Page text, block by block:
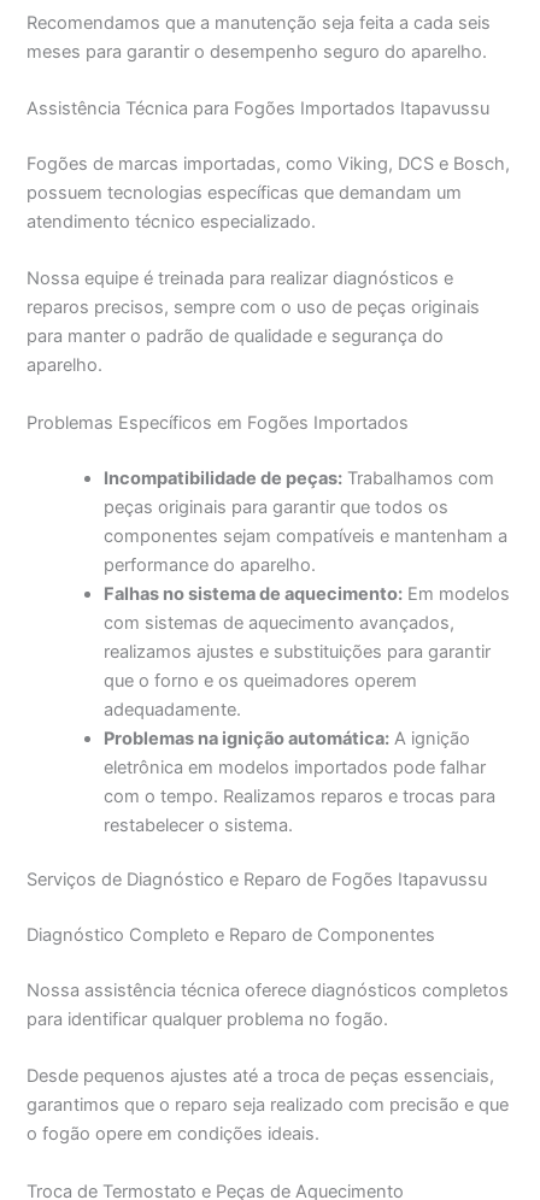
Recomendamos que a manutenção seja feita a cada seis
meses para garantir o desempenho seguro do aparelho.
Assistência Técnica para Fogões Importados Itapavussu
Fogões de marcas importadas, como Viking, DCS e Bosch,
possuem tecnologias específicas que demandam um
atendimento técnico especializado.
Nossa equipe é treinada para realizar diagnósticos e
reparos precisos, sempre com o uso de peças originais
para manter o padrão de qualidade e segurança do
aparelho.
Problemas Específicos em Fogões Importados
Incompatibilidade de peças: Trabalhamos com
peças originais para garantir que todos os
componentes sejam compatíveis e mantenham a
performance do aparelho.
Falhas no sistema de aquecimento: Em modelos
com sistemas de aquecimento avançados,
realizamos ajustes e substituições para garantir
que o forno e os queimadores operem
adequadamente.
Problemas na ignição automática: A ignição
eletrônica em modelos importados pode falhar
com o tempo. Realizamos reparos e trocas para
restabelecer o sistema.
Serviços de Diagnóstico e Reparo de Fogões Itapavussu
Diagnóstico Completo e Reparo de Componentes
Nossa assistência técnica oferece diagnósticos completos
para identificar qualquer problema no fogão.
Desde pequenos ajustes até a troca de peças essenciais,
garantimos que o reparo seja realizado com precisão e que
o fogão opere em condições ideais.
Troca de Termostato e Peças de Aquecimento